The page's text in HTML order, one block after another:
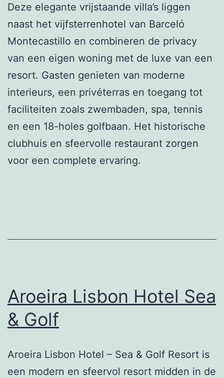
Deze elegante vrijstaande villa’s liggen
naast het vijfsterrenhotel van Barceló
Montecastillo en combineren de privacy
van een eigen woning met de luxe van een
resort. Gasten genieten van moderne
interieurs, een privéterras en toegang tot
faciliteiten zoals zwembaden, spa, tennis
en een 18-holes golfbaan. Het historische
clubhuis en sfeervolle restaurant zorgen
voor een complete ervaring.
Aroeira Lisbon Hotel Sea
& Golf
Aroeira Lisbon Hotel – Sea & Golf Resort is
een modern en sfeervol resort midden in de